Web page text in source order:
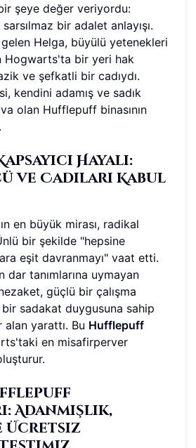
şeye değer veriyordu:
bir adalet anlayışı.
Helga, büyülü yetenekleri
Hogwarts'ta bir yeri hak
ve şefkatli bir cadıydı.
kendini adamış ve sadık
olan Hufflepuff binasının
Hayali:
ve Cadıları Kabul
en büyük mirası, radikal
Ünlü bir şekilde "hepsine
eşit davranmayı" vaat etti.
dar tanımlarına uymayan
güçlü bir çalışma
sadakat duygusuna sahip
yarattı. Bu Hufflepuff
en misafirperver
Ücretsiz